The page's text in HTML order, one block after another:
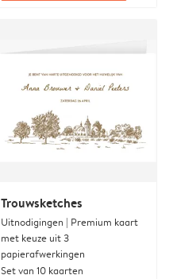
Trouwsketches
Uitnodigingen | Premium kaart
met keuze uit 3
papierafwerkingen
Set van 10 kaarten